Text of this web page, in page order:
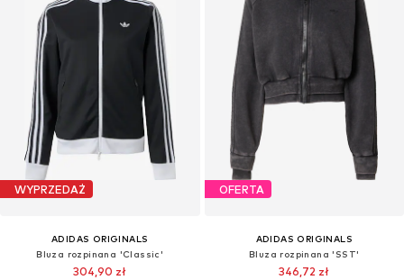
WYPRZEDAŻ
ADIDAS ORIGINALS
Bluza rozpinana 'Classic'
304,90 zł
OFERTA
ADIDAS ORIGINALS
Bluza rozpinana 'SST'
346,72 zł